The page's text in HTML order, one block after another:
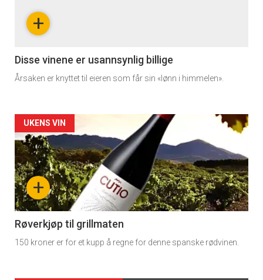
nå
3
+
Disse vinene er usannsynlig billige
Årsaken er knyttet til eieren som får sin «lønn i himmelen».
Forsiden
akkurat
nå
-
4
+
UKENS VIN
Røverkjøp til grillmaten
150 kroner er for et kupp å regne for denne spanske rødvinen.